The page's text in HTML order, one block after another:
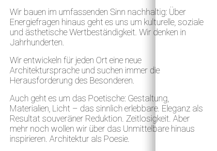
Wir bauen im umfassenden Sinn nachhaltig: Über
Energiefragen hinaus geht es uns um kulturelle, soziale
und ästhetische Wertbeständigkeit. Wir denken in
Jahrhunderten.
Wir entwickeln für jeden Ort eine neue
Architektursprache und suchen immer die
Herausforderung des Besonderen.
Auch geht es um das Poetische: Gestaltung,
Materialien, Licht – das sinnlich erlebbare. Eleganz als
Resultat souveräner Reduktion. Zeitlosigkeit. Aber
mehr noch wollen wir über das Unmittelbare hinaus
inspirieren. Architektur als Poesie.